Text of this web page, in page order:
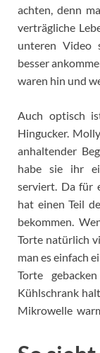
achten, denn
verträgliche
unteren Video
besser
waren hin und
Auch optisch
Hingucker.
anhaltender
habe sie ihr
serviert. Da für
hat einen Teil
bekommen.
Torte natürlich
man es einfach
Torte
Kühlschrank
Mikrowelle